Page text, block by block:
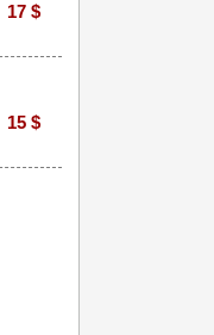
17 $
15 $